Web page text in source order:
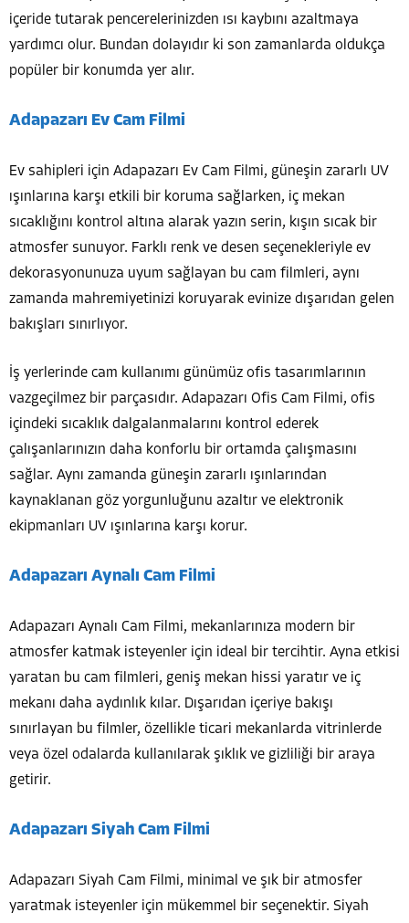
içeride tutarak pencerelerinizden ısı kaybını azaltmaya
yardımcı olur. Bundan dolayıdır ki son zamanlarda oldukça
popüler bir konumda yer alır.
Adapazarı Ev Cam Filmi
Ev sahipleri için Adapazarı Ev Cam Filmi, güneşin zararlı UV
ışınlarına karşı etkili bir koruma sağlarken, iç mekan
sıcaklığını kontrol altına alarak yazın serin, kışın sıcak bir
atmosfer sunuyor. Farklı renk ve desen seçenekleriyle ev
dekorasyonunuza uyum sağlayan bu cam filmleri, aynı
zamanda mahremiyetinizi koruyarak evinize dışarıdan gelen
bakışları sınırlıyor.
İş yerlerinde cam kullanımı günümüz ofis tasarımlarının
vazgeçilmez bir parçasıdır. Adapazarı Ofis Cam Filmi, ofis
içindeki sıcaklık dalgalanmalarını kontrol ederek
çalışanlarınızın daha konforlu bir ortamda çalışmasını
sağlar. Aynı zamanda güneşin zararlı ışınlarından
kaynaklanan göz yorgunluğunu azaltır ve elektronik
ekipmanları UV ışınlarına karşı korur.
Adapazarı Aynalı Cam Filmi
Adapazarı Aynalı Cam Filmi, mekanlarınıza modern bir
atmosfer katmak isteyenler için ideal bir tercihtir. Ayna etkisi
yaratan bu cam filmleri, geniş mekan hissi yaratır ve iç
mekanı daha aydınlık kılar. Dışarıdan içeriye bakışı
sınırlayan bu filmler, özellikle ticari mekanlarda vitrinlerde
veya özel odalarda kullanılarak şıklık ve gizliliği bir araya
getirir.
Adapazarı Siyah Cam Filmi
Adapazarı Siyah Cam Filmi, minimal ve şık bir atmosfer
yaratmak isteyenler için mükemmel bir seçenektir. Siyah